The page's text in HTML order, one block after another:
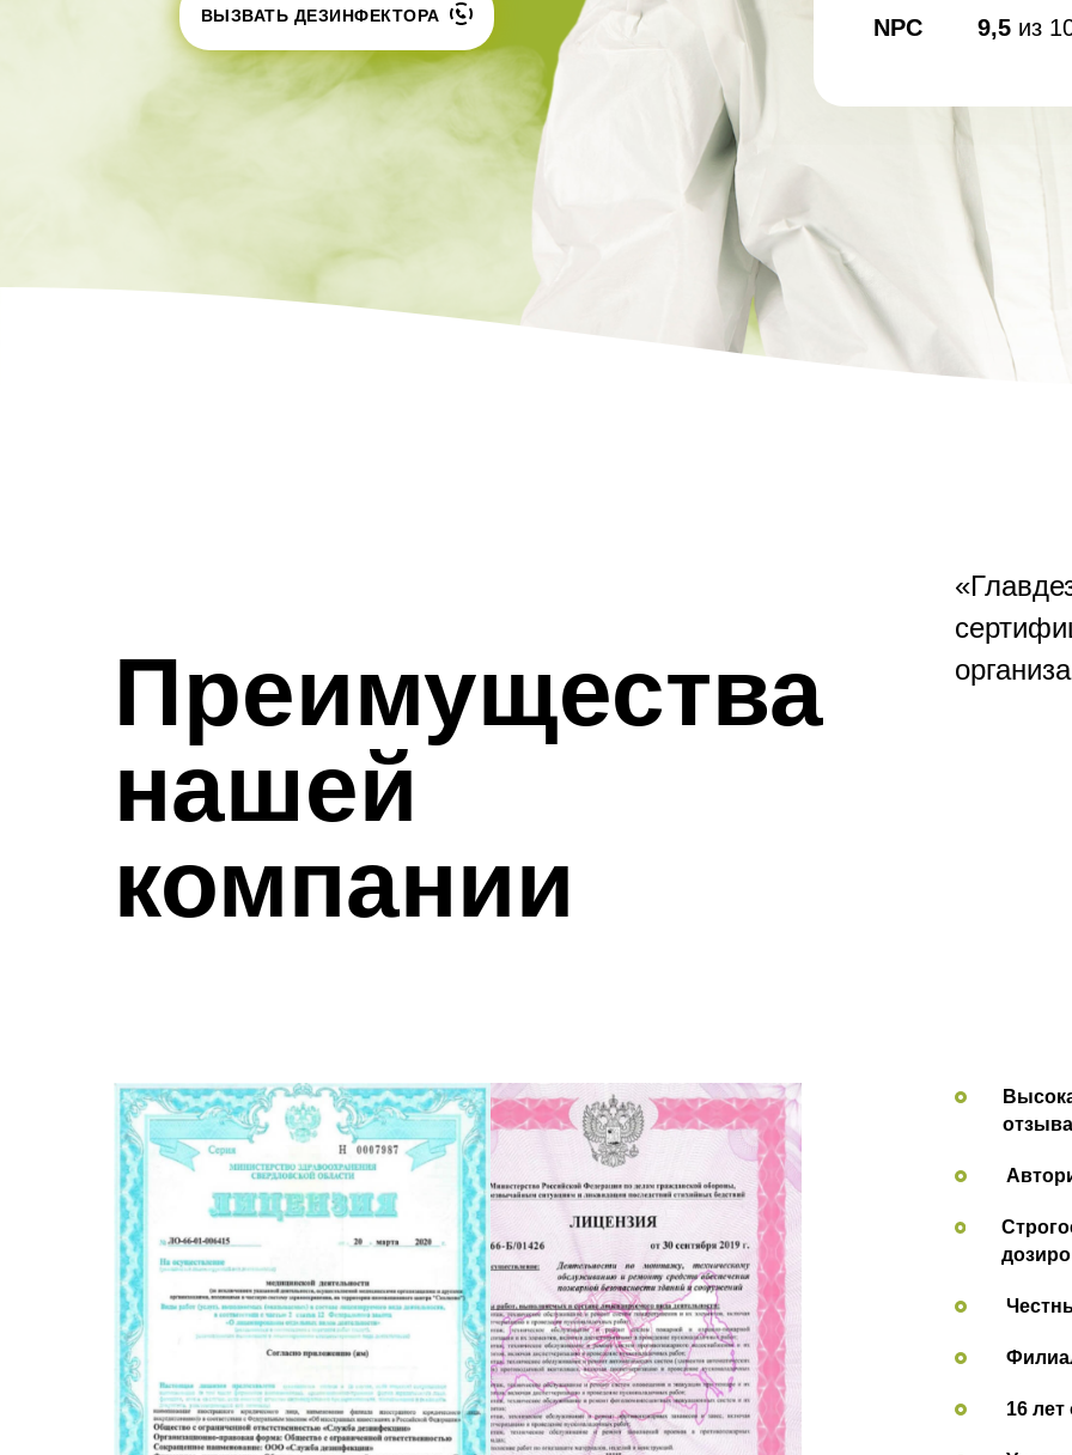
Шершни
Медведка
Дезинсекция помещений
контейнеров
Теплицы
Обработка
Дезинфекция
холодильников
ВЫЗВАТЬ ДЕЗИНФЕКТОРА
NPC
9,5 из
Преимущества
нашей
компании
16